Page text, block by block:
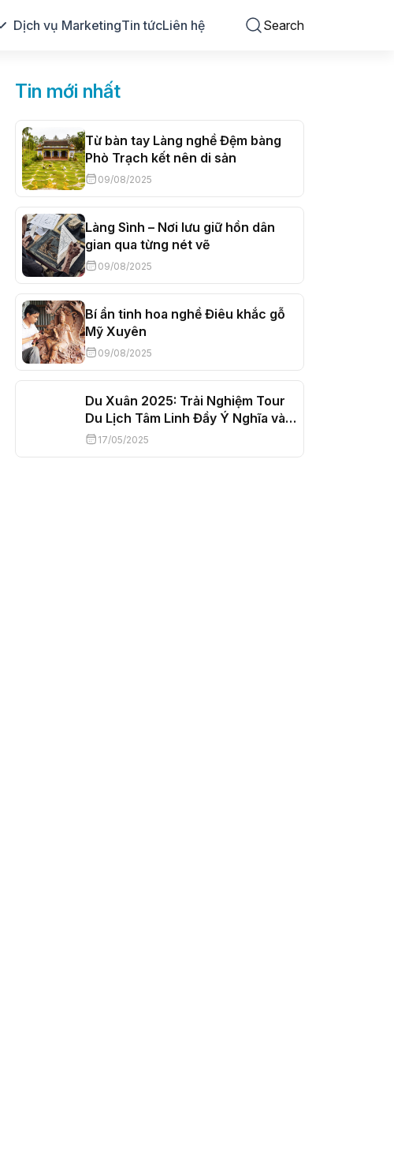
Dịch vụ MarketingTin tứcLiên hệ Search
Tin mới nhất
Từ bàn tay Làng nghề Đệm bàng
Phò Trạch kết nên di sản
09/08/2025
Làng Sình – Nơi lưu giữ hồn dân
gian qua từng nét vẽ
09/08/2025
Bí ẩn tinh hoa nghề Điêu khắc gỗ
Mỹ Xuyên
09/08/2025
Du Xuân 2025: Trải Nghiệm Tour
Du Lịch Tâm Linh Đầy Ý Nghĩa và
Bình An
17/05/2025